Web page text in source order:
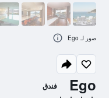
Ego فندق
صور لـ Ego